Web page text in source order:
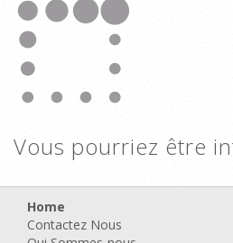
Vous pourriez être
Home
Contactez Nous